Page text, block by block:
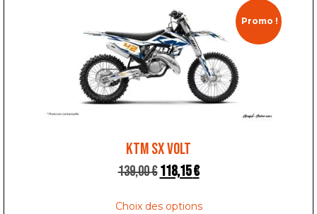
Promo !
KTM SX VOLT
139,00€118,15€
Choix des options